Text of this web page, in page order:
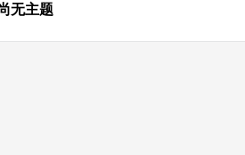
无主题